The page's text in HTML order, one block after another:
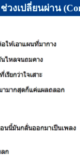
งเปลี่ยนผ่าน